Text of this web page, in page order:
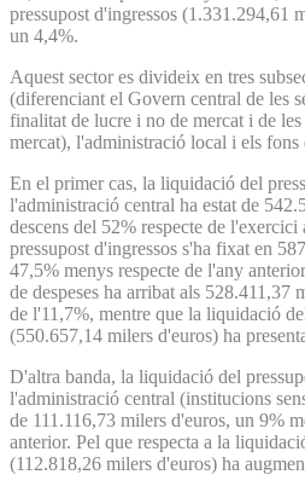
pressupost d'ingressos (1.331.294,61
un 4,4%.
Aquest sector es divideix en tres
(diferenciant el Govern central de les
finalitat de lucre i no de mercat i de
mercat), l'administració local i els fons
En el primer cas, la liquidació del
l'administració central ha estat de
descens del 52% respecte de
pressupost d'ingressos s'ha fixat en
47,5% menys respecte de l'any
de despeses ha arribat als 528.411,37
de l'11,7%, mentre que la liquidació
(550.657,14 milers d'euros) ha
D'altra banda, la liquidació del
l'administració central (institucions
de 111.116,73 milers d'euros, un 9%
anterior. Pel que respecta a la
(112.818,26 milers d'euros) ha